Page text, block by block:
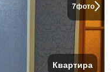
7фото
Квартира